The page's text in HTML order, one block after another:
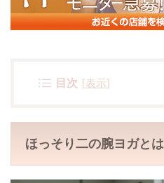
目次 [表示]
ほっそり二の腕ヨガとは